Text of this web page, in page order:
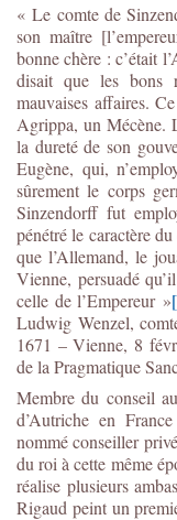
« Le comte de
son maître
bonne chère : c’était
disait que les bons
mauvaises affaires.
Agrippa, un Mécène.
la dureté de son
Eugène, qui,
sûrement le corps
Sinzendorff fut
pénétré le caractère
que l’Allemand, le
Vienne, persuadé
celle de l’Empereur »
Ludwig Wenzel,
1671 – Vienne, 8
de la Pragmatique
Membre du conseil
d’Autriche en
nommé conseiller
du roi à cette même
réalise plusieurs
Rigaud peint un